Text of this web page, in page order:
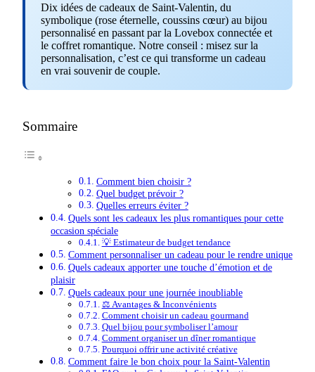
Dix idées de cadeaux de Saint-Valentin, du
symbolique (rose éternelle, coussins cœur) au bijou
personnalisé en passant par la Lovebox connectée et
le coffret romantique. Notre conseil : misez sur la
personnalisation, c’est ce qui transforme un cadeau
en vrai souvenir de couple.
Sommaire
Comment bien choisir ?
Quel budget prévoir ?
Quelles erreurs éviter ?
Quels sont les cadeaux les plus romantiques pour cette
occasion spéciale
💡 Estimateur de budget tendance
Comment personnaliser un cadeau pour le rendre unique
Quels cadeaux apporter une touche d’émotion et de
plaisir
Quels cadeaux pour une journée inoubliable
⚖️ Avantages & Inconvénients
Comment choisir un cadeau gourmand
Quel bijou pour symboliser l’amour
Comment organiser un dîner romantique
Pourquoi offrir une activité créative
Comment faire le bon choix pour la Saint-Valentin